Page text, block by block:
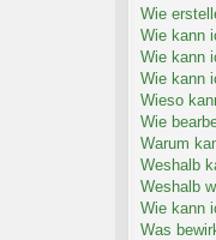
Wie
Wie kann
Wie kann
Wie kann
Wieso
Wie
Warum
Weshalb
Weshalb
Wie kann
Was